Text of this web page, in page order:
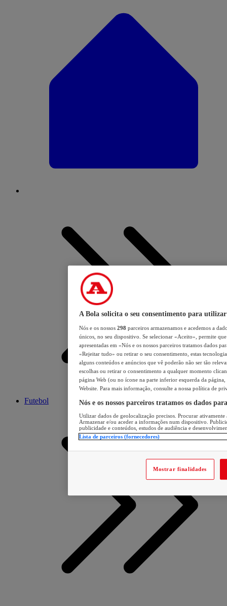
Futebol
A Bola solicita o seu consentimento para utilizar
Nós e os nossos 298 parceiros armazenamos e acedemos a
únicos, no seu dispositivo. Se selecionar «Aceito», permite
apresentadas em «Nós e os nossos parceiros tratamos dados
«Rejeitar tudo» ou retirar o seu consentimento, estas
alguns conteúdos e anúncios que vê poderão não ser tão
escolhas ou retirar o consentimento a qualquer momento
página Web (ou no ícone na parte inferior esquerda da página,
Website. Para mais informação, consulte a nossa política de
Nós e os nossos parceiros tratamos os dados
Utilizar dados de geolocalização precisos. Procurar
Armazenar e/ou aceder a informações num dispositivo.
publicidade e conteúdos, estudos de audiência e
Lista de parceiros (fornecedores)
Mostrar finalidades